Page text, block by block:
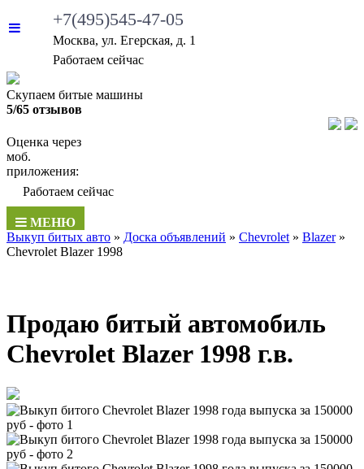
+7(495)545-47-05
Москва, ул. Егерская, д. 1
Работаем сейчас
Скупаем битые машины
5/65 отзывов
Оценка через
моб.
приложения:
Работаем сейчас
МЕНЮ
Выкуп битых авто » Доска объявлений » Chevrolet » Blazer»
Chevrolet Blazer 1998
Продаю битый автомобиль
Chevrolet Blazer 1998 г.в.